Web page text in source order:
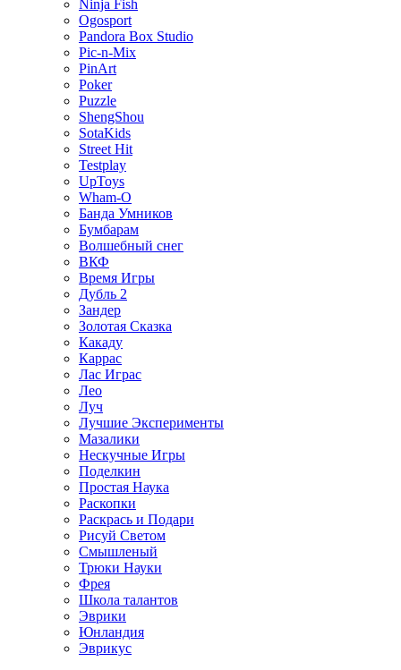
Ninja Fish
Ogosport
Pandora Box Studio
Pic-n-Mix
PinArt
Poker
Puzzle
ShengShou
SotaKids
Street Hit
Testplay
UpToys
Wham-O
Банда Умников
Бумбарам
Волшебный снег
ВКФ
Время Игры
Дубль 2
Зандер
Золотая Сказка
Какаду
Каррас
Лас Играс
Лео
Луч
Лучшие Эксперименты
Мазалики
Нескучные Игры
Поделкин
Простая Наука
Раскопки
Раскрась и Подари
Рисуй Светом
Смышленый
Трюки Науки
Фрея
Школа талантов
Эврики
Юнландия
Эврикус